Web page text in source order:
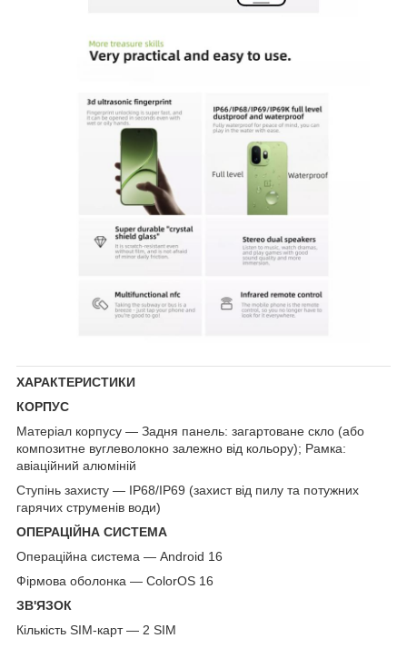
ХАРАКТЕРИСТИКИ
КОРПУС
Матеріал корпусу — Задня панель: загартоване скло (або
композитне вуглеволокно залежно від кольору); Рамка:
авіаційний алюміній
Ступінь захисту — IP68/IP69 (захист від пилу та потужних
гарячих струменів води)
ОПЕРАЦІЙНА СИСТЕМА
Операційна система — Android 16
Фірмова оболонка — ColorOS 16
ЗВ'ЯЗОК
Кількість SIM-карт — 2 SIM